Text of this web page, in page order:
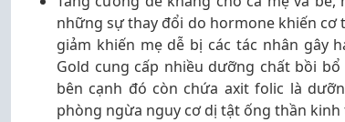
những sự thay đổi do hormone khiến cơ
giảm khiến mẹ dễ bị các tác nhân gây
Gold cung cấp nhiều dưỡng chất bồi
bên cạnh đó còn chứa axit folic là
phòng ngừa nguy cơ dị tật ống thần kinh